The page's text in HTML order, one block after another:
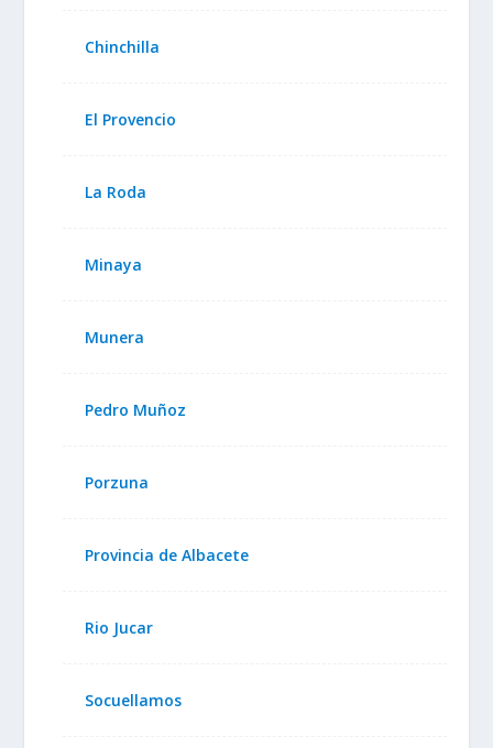
Chinchilla
El Provencio
La Roda
Minaya
Munera
Pedro Muñoz
Porzuna
Provincia de Albacete
Rio Jucar
Socuellamos